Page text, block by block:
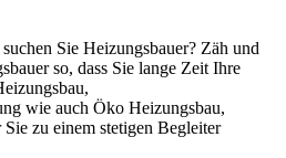
Sie Heizungsbauer? Zäh und
so, dass Sie lange Zeit Ihre
wie auch Öko Heizungsbau,
zu einem stetigen Begleiter